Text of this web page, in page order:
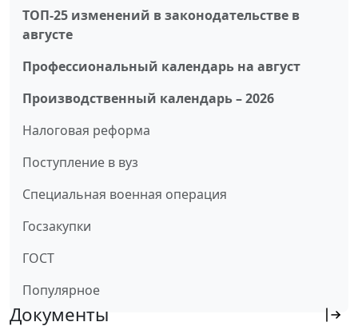
ТОП-25 изменений в законодательстве в
августе
Профессиональный календарь на август
Производственный календарь – 2026
Налоговая реформа
Поступление в вуз
Специальная военная операция
Госзакупки
ГОСТ
Популярное
Документы